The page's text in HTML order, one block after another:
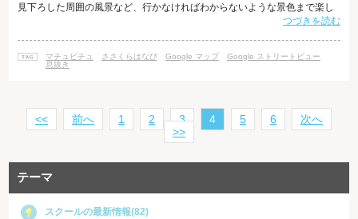
見下ろした周囲の風景など、行かなければわからないような景色まで楽し
むことができます。 また、デジタルアーカイブ「Google Cultural
など遺品が展示されています。 12月は「師走」というだけあって誰もが忙
しい時期。 天気が不安定な日もありますが、
つづきを読む
マチュピチュ ささくらはなび Google マップ
Google ストリートビュー
息抜き
<< 前へ 1 2 3 4 5 6
次へ
>>
テーマ
スクールの最新情報(82)